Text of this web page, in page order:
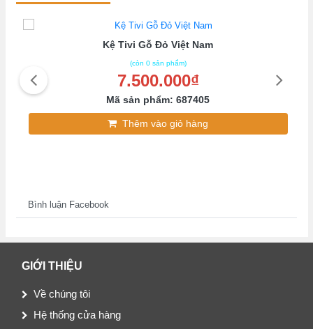
Kệ Tivi Gỗ Đỏ Việt Nam
(còn 0 sản phẩm)
7.500.000₫
Mã sản phẩm: 687405
Thêm vào giỏ hàng
Bình luận Facebook
GIỚI THIỆU
Về chúng tôi
Hệ thống cửa hàng